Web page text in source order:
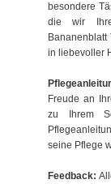
besondere
die wir
in liebevoller
Freude an
zu Ihrem
seine Pflege
Feedback: